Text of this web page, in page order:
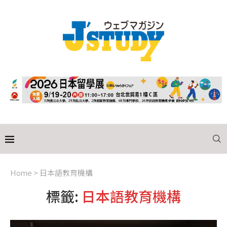
Home > 日本語教育機構
標籤: 日本語教育機構